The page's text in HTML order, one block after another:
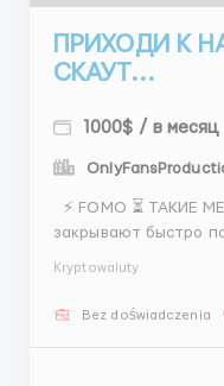
ПРИХОДИ К
СКАУТ...
1000$ / в месяц
закрывают быстро потому что условия понятные и
💵 400–800$ 💸 1500$+ 🔥 бонусы
Kryptowaluty
Bez doświadczenia